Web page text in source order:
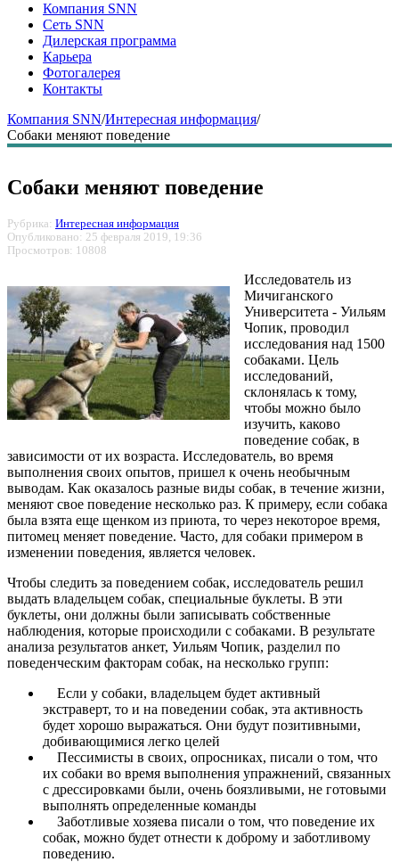
Компания SNN
Сеть SNN
Дилерская программа
Карьера
Фотогалерея
Контакты
Компания SNN/Интересная информация/
Собаки меняют поведение
Собаки меняют поведение
Рубрика: Интересная информация
Опубликовано: 25 февраля 2019, 19:36
Просмотров: 10808
Исследователь из
Мичиганского
Университета - Уильям
Чопик, проводил
исследования над 1500
собаками. Цель
исследований,
склонялась к тому,
чтобы можно было
изучить, каково
поведение собак, в
зависимости от их возраста. Исследователь, во время
выполнения своих опытов, пришел к очень необычным
выводам. Как оказалось разные виды собак, в течение жизни,
меняют свое поведение несколько раз. К примеру, если собака
была взята еще щенком из приюта, то через некоторое время,
питомец меняет поведение. Часто, для собаки примером в
изменении поведения, является человек.
Чтобы следить за поведением собак, исследователь решил
выдать владельцем собак, специальные буклеты. В эти
буклеты, они должны были записывать собственные
наблюдения, которые происходили с собаками. В результате
анализа результатов анкет, Уильям Чопик, разделил по
поведенческим факторам собак, на несколько групп:
Если у собаки, владельцем будет активный
экстраверт, то и на поведении собак, эта активность
будет хорошо выражаться. Они будут позитивными,
добивающимися легко целей
Пессимисты в своих, опросниках, писали о том, что
их собаки во время выполнения упражнений, связанных
с дрессировками были, очень боязливыми, не готовыми
выполнять определенные команды
Заботливые хозяева писали о том, что поведение их
собак, можно будет отнести к доброму и заботливому
поведению.